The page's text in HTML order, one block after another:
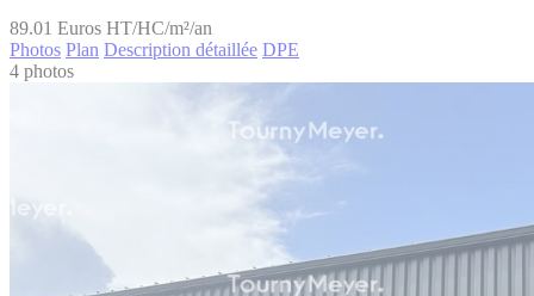
89.01 Euros HT/HC/m²/an
Photos Plan Description détaillée DPE
4 photos